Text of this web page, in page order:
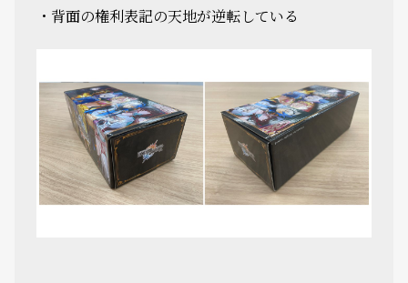
・背面の権利表記の天地が逆転している